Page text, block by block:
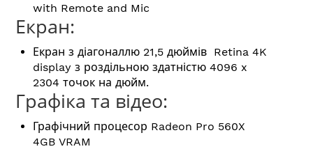
with Remote and Mic
Екран:
Екран з діагоналлю 21,5 дюймів Retina 4K
display з роздільною здатністю 4096 x
2304 точок на дюйм.
Графіка та відео:
Графічний процесор Radeon Pro 560X
4GB VRAM